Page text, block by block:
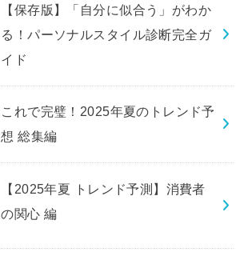
【保存版】「自分に似合う」がわか
る！パーソナルスタイル診断完全ガ
イド
これで完璧！2025年夏のトレンド予
想 総集編
【2025年夏 トレンド予測】消費者
の関心 編